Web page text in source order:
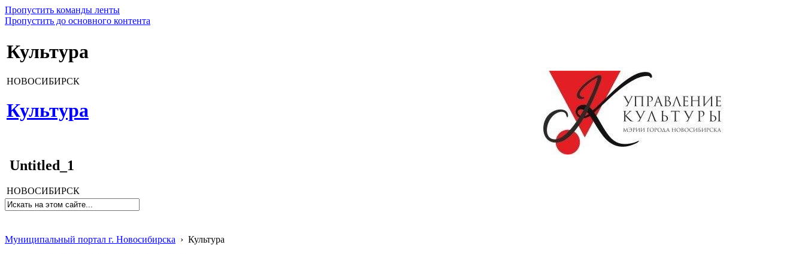
Пропустить команды ленты
Пропустить до основного контента
Культура
НОВОСИБИРСК
Культура
Untitled_1
НОВОСИБИРСК
Муниципальный портал г. Новосибирска › Культура